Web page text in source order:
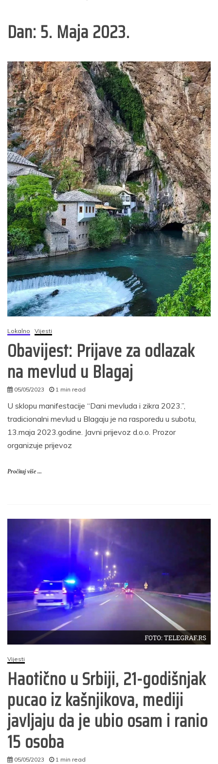
Dan: 5. Maja 2023.
Lokalno Vijesti
Obavijest: Prijave za odlazak
na mevlud u Blagaj
05/05/2023
1 min read
U sklopu manifestacije “Dani mevluda i zikra 2023.”,
tradicionalni mevlud u Blagaju je na rasporedu u subotu,
13.maja 2023.godine. Javni prijevoz d.o.o. Prozor
organizuje prijevoz
Pročitaj više ...
Vijesti
Haotično u Srbiji, 21-godišnjak
pucao iz kašnjikova, mediji
javljaju da je ubio osam i ranio
15 osoba
05/05/2023
1 min read